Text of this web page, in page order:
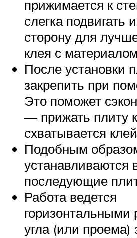
прижимается к
слегка подвигать
сторону для
клея с
После установки
закрепить при
Это поможет
— прижать плиту
схватывается
Подобным
устанавливаются
последующие
Работа ведется
горизонтальными
угла (или проема)